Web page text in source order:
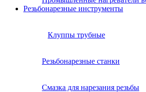
Резьбонарезные инструменты
Клуппы трубные
Резьбонарезные станки
Смазка для нарезания резьбы